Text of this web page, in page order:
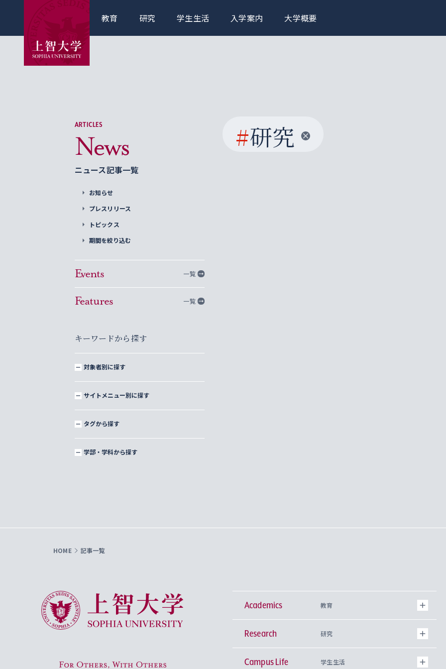
教育 研究 学生生活 入学案内 大学概要
ARTICLES
News
ニュース記事一覧
お知らせ
プレスリリース
トピックス
期間を絞り込む
Events 一覧
Features 一覧
キーワードから探す
対象者別に探す
サイトメニュー別に探す
タグから探す
学部・学科から探す
#研究
HOME 記事一覧
上智大学 Sophia University Academics 教育
学部
神学部
興味から学科を探す
Research 研究
研究所 等
Campus Life 学生生活